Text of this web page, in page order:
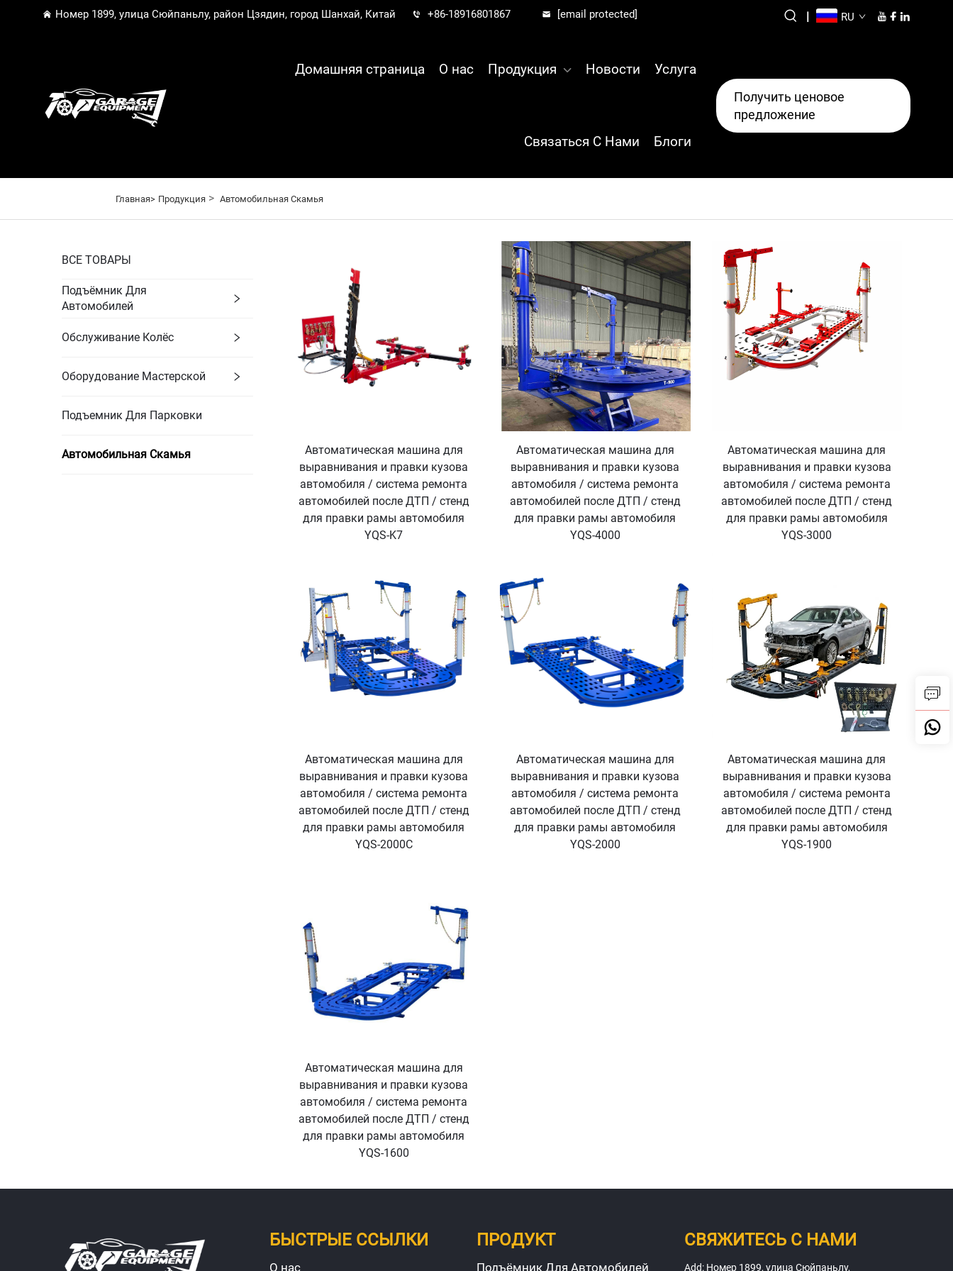
Номер 1899, улица Сюйпаньлу, район Цзядин, город Шанхай, Китай +86-18916801867 [email protected] | RU
Домашняя страница О нас Продукция Новости Услуга
Связаться С Нами Блоги
Получить ценовое
предложение
Главная> Продукция> Автомобильная Скамья
ВСЕ ТОВАРЫ
Подъёмник Для
Автомобилей
Обслуживание Колёс
Оборудование Мастерской
Подъемник Для Парковки
Автомобильная Скамья
Автоматическая машина для
выравнивания и правки кузова
автомобиля / система ремонта
автомобилей после ДТП / стенд
для правки рамы автомобиля
YQS-K7
Автоматическая машина для
выравнивания и правки кузова
автомобиля / система ремонта
автомобилей после ДТП / стенд
для правки рамы автомобиля
YQS-4000
Автоматическая машина для
выравнивания и правки кузова
автомобиля / система ремонта
автомобилей после ДТП / стенд
для правки рамы автомобиля
YQS-3000
Автоматическая машина для
выравнивания и правки кузова
автомобиля / система ремонта
автомобилей после ДТП / стенд
для правки рамы автомобиля
YQS-2000C
Автоматическая машина для
выравнивания и правки кузова
автомобиля / система ремонта
автомобилей после ДТП / стенд
для правки рамы автомобиля
YQS-2000
Автоматическая машина для
выравнивания и правки кузова
автомобиля / система ремонта
автомобилей после ДТП / стенд
для правки рамы автомобиля
YQS-1900
Автоматическая машина для
выравнивания и правки кузова
автомобиля / система ремонта
автомобилей после ДТП / стенд
для правки рамы автомобиля
YQS-1600
БЫСТРЫЕ ССЫЛКИ
О нас
ПРОДУКТ
Подъёмник Для Автомобилей
СВЯЖИТЕСЬ С НАМИ
Add: Номер 1899, улица Сюйпаньлу,